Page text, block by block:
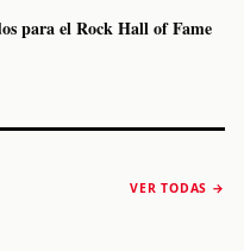
para el Rock Hall of Fame
VER TODAS →
anuncia “Reality